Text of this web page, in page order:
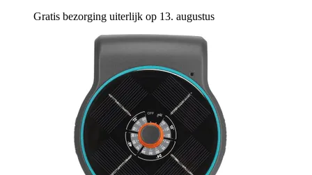
Gratis bezorging uiterlijk op 13. augustus